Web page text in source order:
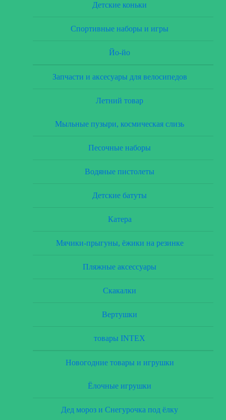
Детские коньки
Спортивные наборы и игры
Йо-йо
Запчасти и аксесуары для велосипедов
Летний товар
Мыльные пузыри, космическая слизь
Песочные наборы
Водяные пистолеты
Детские батуты
Катера
Мячики-прыгуны, ёжики на резинке
Пляжные аксессуары
Скакалки
Вертушки
товары INTEX
Новогодние товары и игрушки
Ёлочные игрушки
Дед мороз и Снегурочка под ёлку